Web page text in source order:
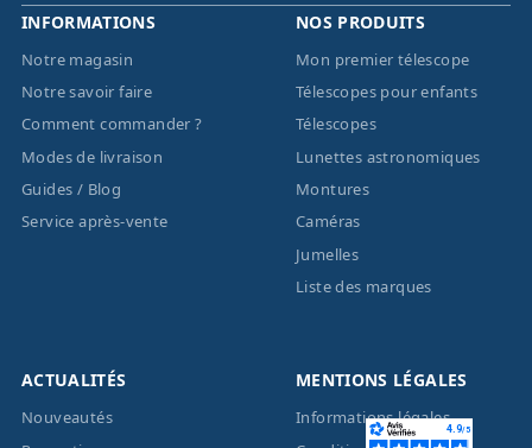
INFORMATIONS
Notre magasin
Notre savoir faire
Comment commander ?
Modes de livraison
Guides / Blog
Service après-vente
NOS PRODUITS
Mon premier télescope
Télescopes pour enfants
Télescopes
Lunettes astronomiques
Montures
Caméras
Jumelles
Liste des marques
ACTUALITÉS
Nouveautés
MENTIONS LÉGALES
Informations légales